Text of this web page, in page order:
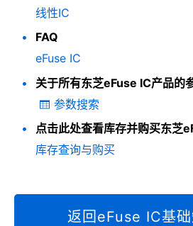
线性IC
FAQ
eFuse IC
关于所有东芝eFuse IC产品的
参数搜索
点击此处查看库存并购买东芝
库存查询与购买
返回eFuse IC基